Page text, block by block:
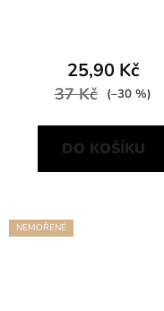
25,90 Kč
37 Kč (–30 %)
DO KOŠÍKU
NEMOŘENÉ